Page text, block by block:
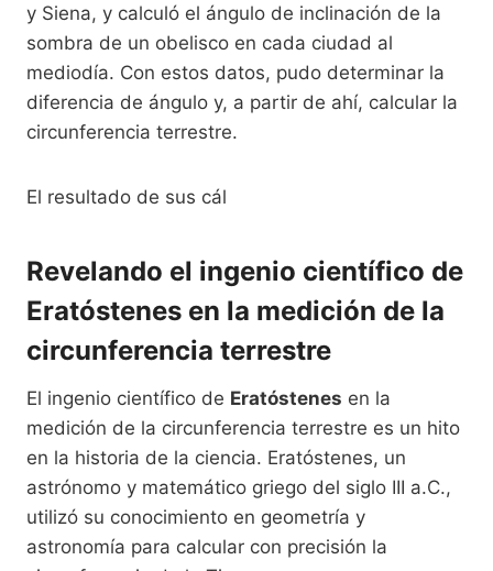
y Siena, y calculó el ángulo de inclinación de la
sombra de un obelisco en cada ciudad al
mediodía. Con estos datos, pudo determinar la
diferencia de ángulo y, a partir de ahí, calcular la
circunferencia terrestre.
El resultado de sus cál
Revelando el ingenio científico de
Eratóstenes en la medición de la
circunferencia terrestre
El ingenio científico de Eratóstenes en la
medición de la circunferencia terrestre es un hito
en la historia de la ciencia. Eratóstenes, un
astrónomo y matemático griego del siglo III a.C.,
utilizó su conocimiento en geometría y
astronomía para calcular con precisión la